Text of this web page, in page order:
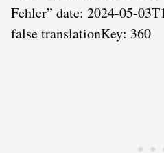
Fehler” date: 2024-05-
false translationKey: 360